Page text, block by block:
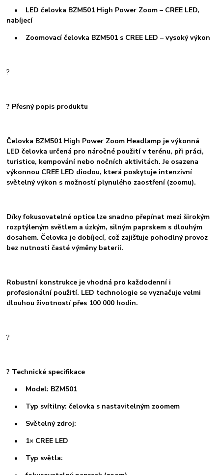
• LED čelovka BZM501 High Power Zoom – CREE LED,
nabíjecí
• Zoomovací čelovka BZM501 s CREE LED – vysoký výkon
?
? Přesný popis produktu
Čelovka BZM501 High Power Zoom Headlamp je výkonná
LED čelovka určená pro náročné použití v terénu, při práci,
turistice, kempování nebo nočních aktivitách. Je osazena
výkonnou CREE LED diodou, která poskytuje intenzivní
světelný výkon s možností plynulého zaostření (zoomu).
Díky fokusovatelné optice lze snadno přepínat mezi širokým
rozptýleným světlem a úzkým, silným paprskem s dlouhým
dosahem. Čelovka je dobíjecí, což zajišťuje pohodlný provoz
bez nutnosti časté výměny baterií.
Robustní konstrukce je vhodná pro každodenní i
profesionální použití. LED technologie se vyznačuje velmi
dlouhou životností přes 100 000 hodin.
?
? Technické specifikace
• Model: BZM501
• Typ svítilny: čelovka s nastavitelným zoomem
• Světelný zdroj:
• 1× CREE LED
• Typ světla: